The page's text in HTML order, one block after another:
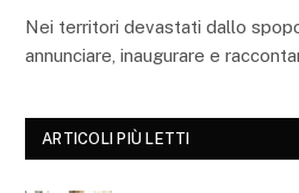
Nei territori devastati dallo
annunciare, inaugurare e
ARTICOLI PIÙ LETTI